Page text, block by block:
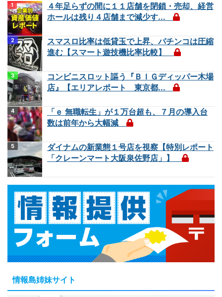
４年足らずの間に１１店舗を閉鎖・売却、経営
ホールは残り４店舗まで減少す...
スマスロ比率は低貸玉で上昇、パチンコは圧縮
進む【スマート遊技機比率比較】
コンビニスロット謳う『ＢＩＧディッパー木場
店』【エリアレポート 東京都...
「ｅ 無職転生」が１万台超も、７月の導入台
数は前年から大幅減
ダイナムの新業態１号店を視察【特別レポート
「クレーンマート大阪泉佐野店」】
情報島姉妹サイト